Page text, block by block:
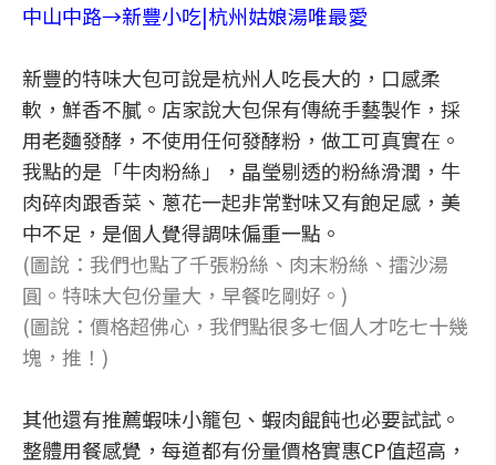
中山中路→新豐小吃|杭州姑娘湯唯最愛
新豐的特味大包可說是杭州人吃長大的，口感柔
軟，鮮香不膩。店家說大包保有傳統手藝製作，採
用老麵發酵，不使用任何發酵粉，做工可真實在。
我點的是「牛肉粉絲」，晶瑩剔透的粉絲滑潤，牛
肉碎肉跟香菜、蔥花一起非常對味又有飽足感，美
中不足，是個人覺得調味偏重一點。
(圖說：我們也點了千張粉絲、肉末粉絲、擂沙湯
圓。特味大包份量大，早餐吃剛好。)
(圖說：價格超佛心，我們點很多七個人才吃七十幾
塊，推！)
其他還有推薦蝦味小籠包、蝦肉餛飩也必要試試。
整體用餐感覺，每道都有份量價格實惠CP值超高，